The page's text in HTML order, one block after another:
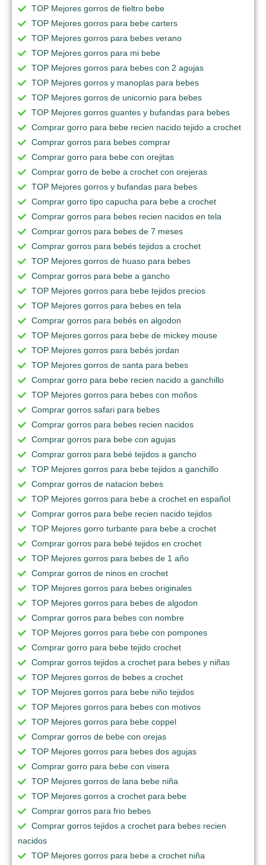
TOP Mejores gorros de fieltro bebe
TOP Mejores gorros para bebe carters
TOP Mejores gorros para bebes verano
TOP Mejores gorros para mi bebe
TOP Mejores gorros para bebes con 2 agujas
TOP Mejores gorros y manoplas para bebes
TOP Mejores gorros de unicornio para bebes
TOP Mejores gorros guantes y bufandas para bebes
Comprar gorro para bebe recien nacido tejido a crochet
Comprar gorros para bebes comprar
Comprar gorro para bebe con orejitas
Comprar gorro de bebe a crochet con orejeras
TOP Mejores gorros y bufandas para bebes
Comprar gorro tipo capucha para bebe a crochet
Comprar gorros para bebes recien nacidos en tela
Comprar gorros para bebes de 7 meses
Comprar gorros para bebés tejidos a crochet
TOP Mejores gorros de huaso para bebes
Comprar gorros para bebe a gancho
TOP Mejores gorros para bebe tejidos precios
TOP Mejores gorros para bebes en tela
Comprar gorros para bebés en algodon
TOP Mejores gorros para bebe de mickey mouse
TOP Mejores gorros para bebés jordan
TOP Mejores gorros de santa para bebes
Comprar gorro para bebe recien nacido a ganchillo
TOP Mejores gorros para bebes con moños
Comprar gorros safari para bebes
Comprar gorros para bebes recien nacidos
Comprar gorros para bebe con agujas
Comprar gorros para bebé tejidos a gancho
TOP Mejores gorros para bebe tejidos a ganchillo
Comprar gorros de natacion bebes
TOP Mejores gorros para bebe a crochet en español
Comprar gorros para bebe recien nacido tejidos
TOP Mejores gorro turbante para bebe a crochet
Comprar gorros para bebé tejidos en crochet
TOP Mejores gorros para bebes de 1 año
Comprar gorros de ninos en crochet
TOP Mejores gorros para bebes originales
TOP Mejores gorros para bebes de algodon
Comprar gorros para bebes con nombre
TOP Mejores gorros para bebe con pompones
Comprar gorro para bebe tejido crochet
Comprar gorros tejidos a crochet para bebes y niñas
TOP Mejores gorros de bebes a crochet
TOP Mejores gorros para bebe niño tejidos
TOP Mejores gorros para bebes con motivos
TOP Mejores gorros para bebe coppel
Comprar gorros de bebe con orejas
TOP Mejores gorros para bebes dos agujas
Comprar gorro para bebe con visera
TOP Mejores gorros de lana bebe niña
TOP Mejores gorros a crochet para bebe
Comprar gorros para frio bebes
Comprar gorros tejidos a crochet para bebes recien
nacidos
TOP Mejores gorros para bebe a crochet niña